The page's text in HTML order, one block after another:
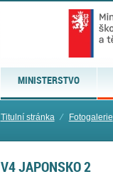
MINISTERSTVO
Titulní stránka ⁄ Fotogalerie
V4 JAPONSKO 2